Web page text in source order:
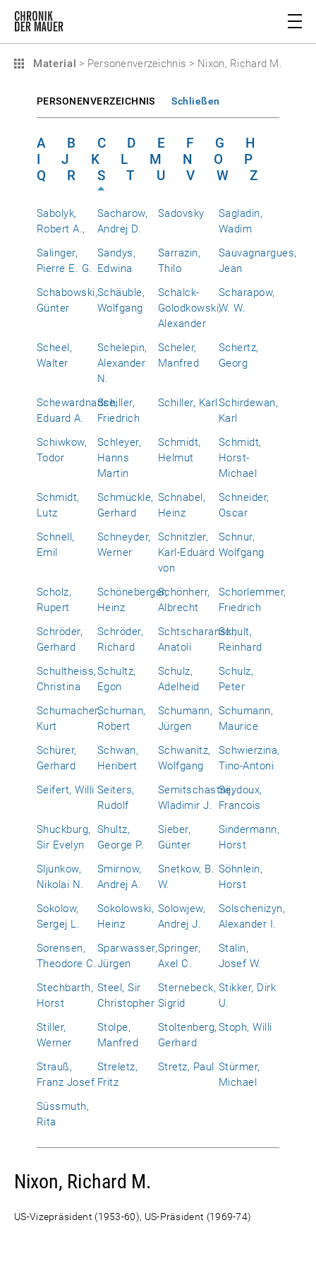
Material > Personenverzeichnis > Nixon, Richard M.
PERSONENVERZEICHNIS Schließen
A B C D E F G
H
I
J K L M N O
P
Q
R S T U V W Z
Sabolyk,
Robert A.,
Sacharow,
Andrej D.
Sadovsky
Sagladin,
Wadim
Salinger,
Pierre E. G.
Sandys,
Edwina
Sarrazin,
Thilo
Sauvagnargues,
Jean
Schabowski,
Günter
Schäuble,
Wolfgang
Schalck-
Golodkowski,
Alexander
Scharapow,
W. W.
Scheel,
Walter
Schelepin,
Alexander
N.
Scheler,
Manfred
Schertz,
Georg
Schewardnadse,
Eduard A.
Schiller,
Friedrich
Schiller, KarlSchirdewan,
Karl
Schiwkow,
Todor
Schleyer,
Hanns
Martin
Schmidt,
Helmut
Schmidt,
Horst-
Michael
Schmidt,
Lutz
Schmückle,
Gerhard
Schnabel,
Heinz
Schneider,
Oscar
Schnell,
Emil
Schneyder,
Werner
Schnitzler,
Karl-Eduard
von
Schnur,
Wolfgang
Scholz,
Rupert
Schöneberger,
Heinz
Schönherr,
Albrecht
Schorlemmer,
Friedrich
Schröder,
Gerhard
Schröder,
Richard
Schtscharanski,
Anatoli
Schult,
Reinhard
Schultheiss,
Christina
Schultz,
Egon
Schulz,
Adelheid
Schulz,
Peter
Schumacher,
Kurt
Schuman,
Robert
Schumann,
Jürgen
Schumann,
Maurice
Schürer,
Gerhard
Schwan,
Heribert
Schwanitz,
Wolfgang
Schwierzina,
Tino-Antoni
Seifert, Willi Seiters,
Rudolf
Semitschastnij,
Wladimir J.
Seydoux,
Francois
Shuckburg,
Sir Evelyn
Shultz,
George P.
Sieber,
Günter
Sindermann,
Horst
Sljunkow,
Nikolai N.
Smirnow,
Andrej A.
Snetkow, B.
W.
Söhnlein,
Horst
Sokolow,
Sergej L.
Sokolowski,
Heinz
Solowjew,
Andrej J.
Solschenizyn,
Alexander I.
Sorensen,
Theodore C.
Sparwasser,
Jürgen
Springer,
Axel C.
Stalin,
Josef W.
Stechbarth,
Horst
Steel, Sir
Christopher
Sternebeck,
Sigrid
Stikker, Dirk
U.
Stiller,
Werner
Stolpe,
Manfred
Stoltenberg,
Gerhard
Stoph, Willi
Strauß,
Franz Josef
Streletz,
Fritz
Stretz, Paul Stürmer,
Michael
Süssmuth,
Rita
Nixon, Richard M.
US-Vizepräsident (1953-60), US-Präsident (1969-74)